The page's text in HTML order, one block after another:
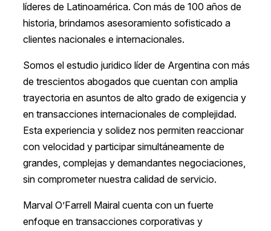
líderes de Latinoamérica. Con más de 100 años de
historia, brindamos asesoramiento sofisticado a
clientes nacionales e internacionales.
Somos el estudio juridico líder de Argentina con más
de trescientos abogados que cuentan con amplia
trayectoria en asuntos de alto grado de exigencia y
en transacciones internacionales de complejidad.
Esta experiencia y solidez nos permiten reaccionar
con velocidad y participar simultáneamente de
grandes, complejas y demandantes negociaciones,
sin comprometer nuestra calidad de servicio.
Marval O’Farrell Mairal cuenta con un fuerte
enfoque en transacciones corporativas y